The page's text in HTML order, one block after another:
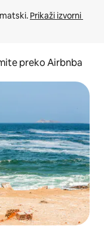
Prikaži izvorni
preko Airbnba